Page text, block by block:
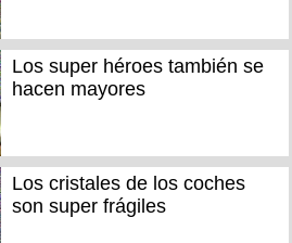
Los super héroes también se
hacen mayores
Los cristales de los coches
son super frágiles